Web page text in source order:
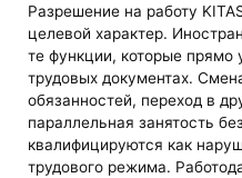
Разрешение на работу
целевой характер.
те функции, которые прямо
трудовых документах.
обязанностей, переход в
параллельная занятость
квалифицируются как
трудового режима.